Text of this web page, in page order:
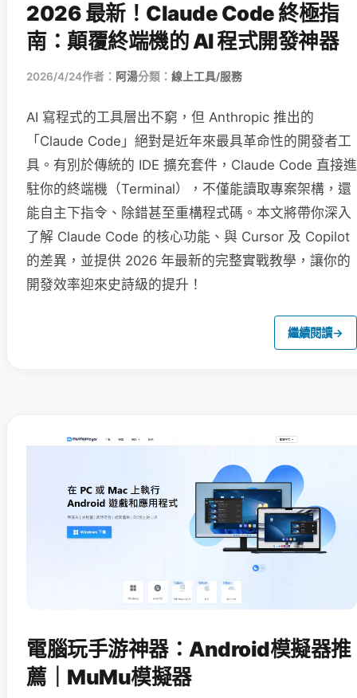
2026 最新！Claude Code 終極指
南：顛覆終端機的 AI 程式開發神器
2026/4/24作者： 阿湯分類： 線上工具/服務
AI 寫程式的工具層出不窮，但 Anthropic 推出的
「Claude Code」絕對是近年來最具革命性的開發者工
具。有別於傳統的 IDE 擴充套件，Claude Code 直接進
駐你的終端機（Terminal），不僅能讀取專案架構，還
能自主下指令、除錯甚至重構程式碼。本文將帶你深入
了解 Claude Code 的核心功能、與 Cursor 及 Copilot
的差異，並提供 2026 年最新的完整實戰教學，讓你的
開發效率迎來史詩級的提升！
繼續閱讀→
電腦玩手游神器：Android模擬器推
薦｜MuMu模擬器